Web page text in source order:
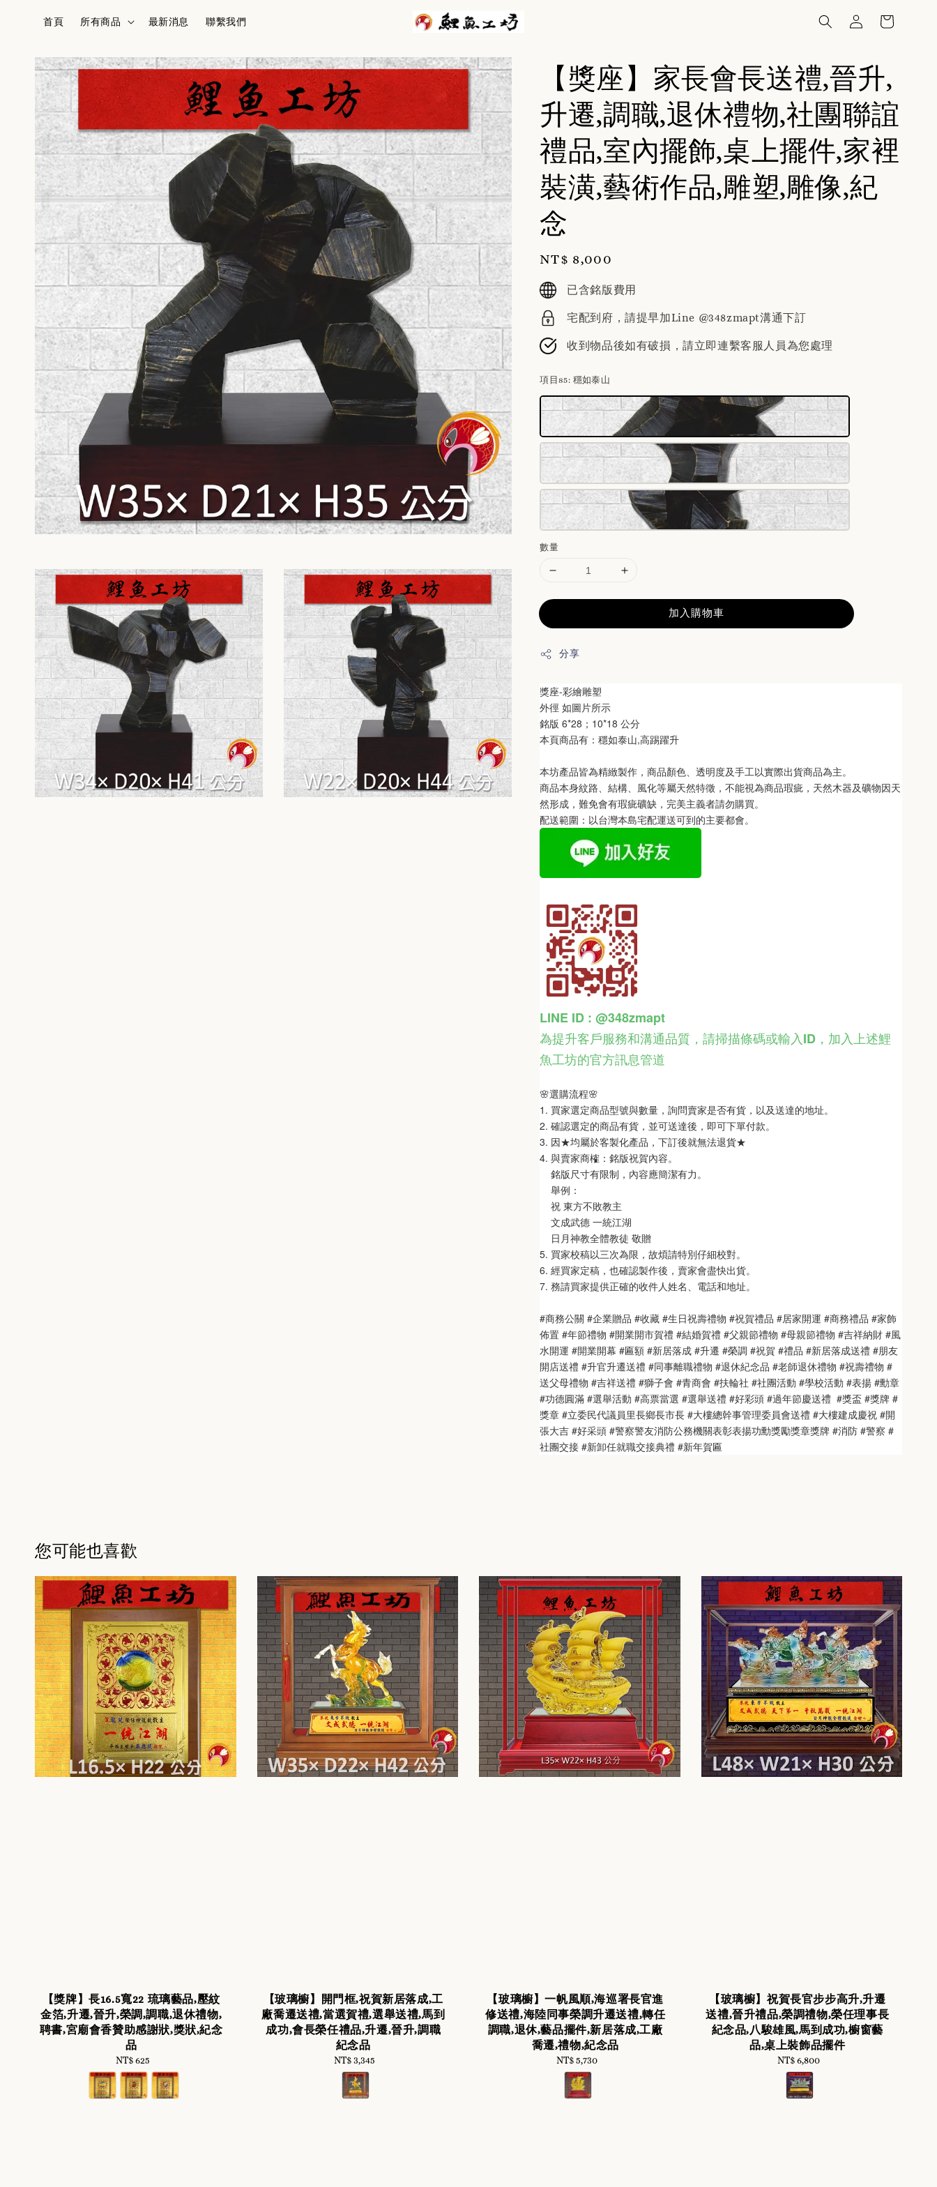
首頁 所有商品 最新消息 聯繫我們
【獎座】家長會長送禮,晉升,
升遷,調職,退休禮物,社團聯誼
禮品,室內擺飾,桌上擺件,家裡
裝潢,藝術作品,雕塑,雕像,紀
念
Regular
price
NT$ 8,000
已含銘版費用
宅配到府，請提早加Line @348zmapt溝通下訂
收到物品後如有破損，請立即連繫客服人員為您處理
項目85: 穩如泰山
數量
加入購物車
分享
獎座-彩繪雕塑
外徑 如圖片所示
銘版 6*28；10*18 公分
本頁商品有：穩如泰山,高踢躍升
本坊產品皆為精緻製作，商品顏色、透明度及手工以實際出貨商品為主。
商品本身紋路、結構、風化等屬天然特徵，不能視為商品瑕疵，天然木器及礦物因天
然形成，難免會有瑕疵礦缺，完美主義者請勿購買。
配送範圍：以台灣本島宅配運送可到的主要都會。
LINE ID : @348zmapt
為提升客戶服務和溝通品質，請掃描條碼或輸入ID ， 加入上述鯉
魚工坊的官方訊息管道
🌸選購流程🌸
1. 買家選定商品型號與數量，詢問賣家是否有貨，以及送達的地址。
2. 確認選定的商品有貨，並可送達後，即可下單付款。
3. 因★均屬於客製化產品，下訂後就無法退貨★
4. 與賣家商榷：銘版祝賀內容。
銘版尺寸有限制，內容應簡潔有力。
舉例：
祝 東方不敗教主
文成武德 一統江湖
日月神教全體教徒 敬贈
5. 買家校稿以三次為限，故煩請特別仔細校對。
6. 經買家定稿，也確認製作後，賣家會盡快出貨。
7. 務請買家提供正確的收件人姓名、電話和地址。
#商務公關 #企業贈品 #收藏 #生日祝壽禮物 #祝賀禮品 #居家開運 #商務禮品 #家飾
佈置 #年節禮物 #開業開市賀禮 #結婚賀禮 #父親節禮物 #母親節禮物 #吉祥納財 #風
水開運 #開業開幕 #匾額 #新居落成 #升遷 #榮調 #祝賀 #禮品 #新居落成送禮 #朋友
開店送禮 #升官升遷送禮 #同事離職禮物 #退休紀念品 #老師退休禮物 #祝壽禮物 #
送父母禮物 #吉祥送禮 #獅子會 #青商會 #扶輪社 #社團活動 #學校活動 #表揚 #勳章
#功德圓滿 #選舉活動 #高票當選 #選舉送禮 #好彩頭 #過年節慶送禮  #獎盃 #獎牌 #
獎章 #立委民代議員里長鄉長市長 #大樓總幹事管理委員會送禮 #大樓建成慶祝 #開
張大吉 #好采頭 #警察警友消防公務機關表彰表揚功勳獎勵獎章獎牌 #消防 #警察 #
社團交接 #新卸任就職交接典禮 #新年賀匾
您可能也喜歡
【獎牌】長16.5寬22 琉璃藝品,壓紋
金箔,升遷,晉升,榮調,調職,退休禮物,
聘書,宮廟會香贊助感謝狀,獎狀,紀念
品
Regular
price
NT$ 625
【玻璃櫥】開門框,祝賀新居落成,工
廠喬遷送禮,當選賀禮,選舉送禮,馬到
成功,會長榮任禮品,升遷,晉升,調職
紀念品
Regular
price
NT$ 3,345
【玻璃櫥】一帆風順,海巡署長官進
修送禮,海陸同事榮調升遷送禮,轉任
調職,退休,藝品擺件,新居落成,工廠
喬遷,禮物,紀念品
Regular
price
NT$ 5,730
【玻璃櫥】祝賀長官步步高升,升遷
送禮,晉升禮品,榮調禮物,榮任理事長
紀念品,八駿雄風,馬到成功,櫥窗藝
品,桌上裝飾品擺件
Regular
price
NT$ 6,800